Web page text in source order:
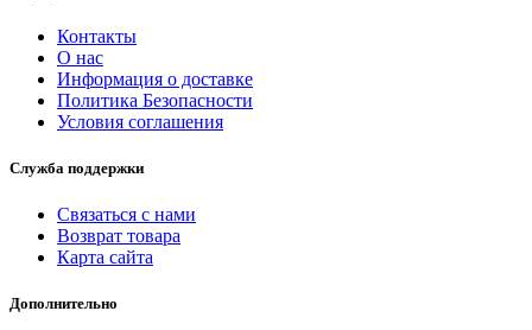
Контакты
О нас
Информация о доставке
Политика Безопасности
Условия соглашения
Служба поддержки
Связаться с нами
Возврат товара
Карта сайта
Дополнительно